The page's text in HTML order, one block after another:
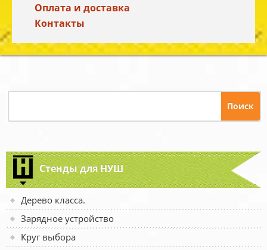
Оплата и доставка
Контакты
Стенды для НУШ
Дерево класса.
Зарядное устройство
Круг выбора